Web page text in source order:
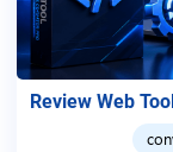
Review Web